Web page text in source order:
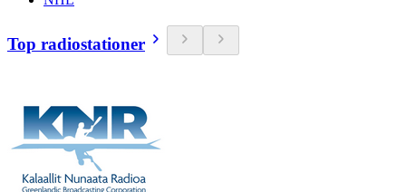
Top radiostationer